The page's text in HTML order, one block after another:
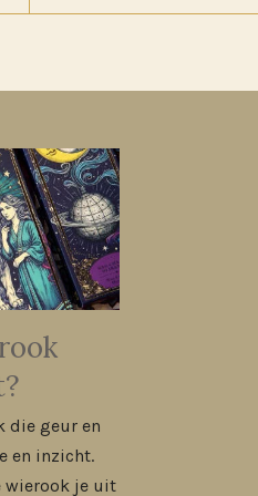
die geur en
en inzicht.
wierook je uit